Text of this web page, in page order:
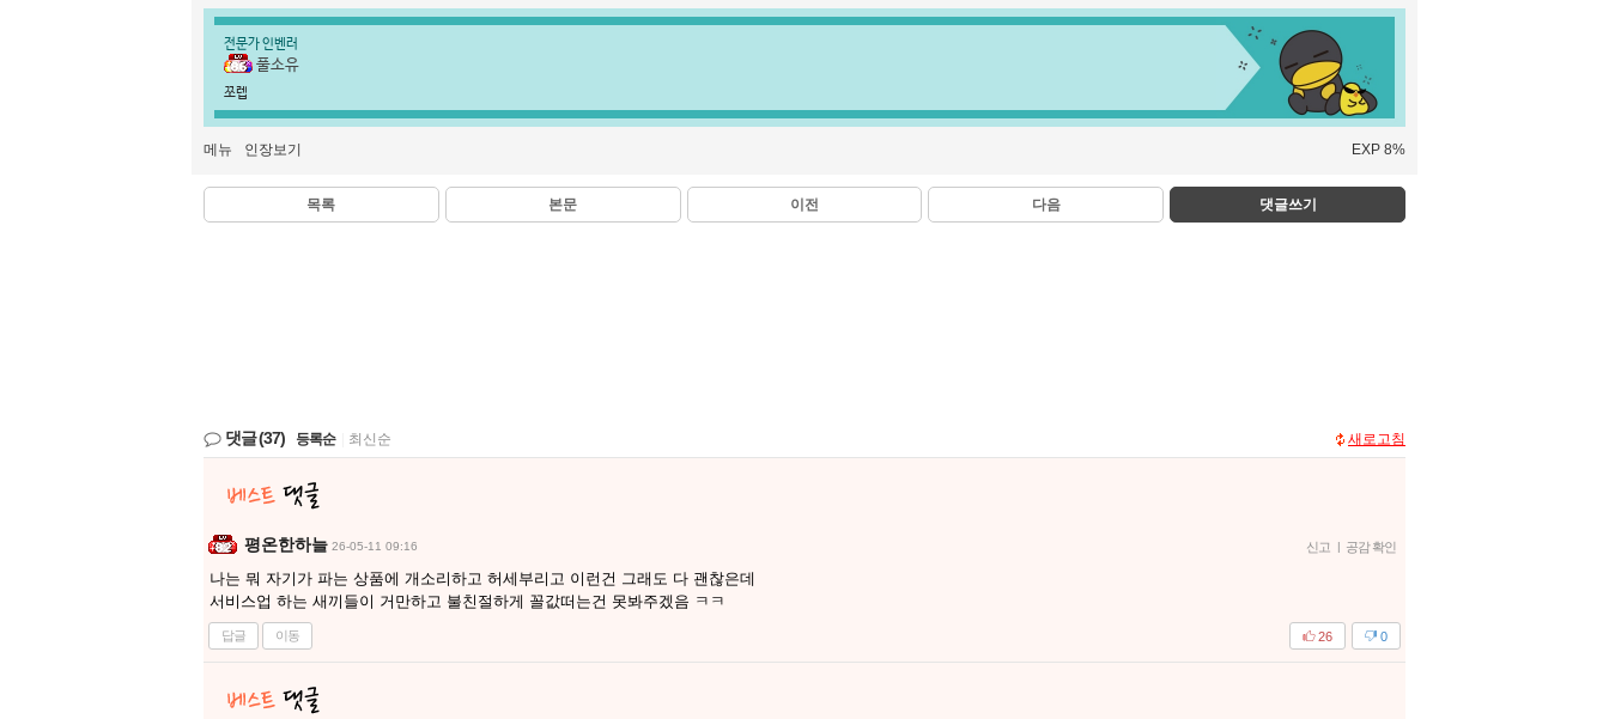
전문가 인벤러
풀소유
쪼렙
메뉴 인장보기 EXP 8%
목록 본문 이전 다음 댓글쓰기
댓글(37) 등록순 최신순 새로고침
평온한하늘 26-05-11 09:16 신고 | 공감 확인
나는 뭐 자기가 파는 상품에 개소리하고 허세부리고 이런건 그래도 다 괜찮은데
서비스업 하는 새끼들이 거만하고 불친절하게 꼴값떠는건 못봐주겠음 ㅋㅋ
답글 이동 0
26